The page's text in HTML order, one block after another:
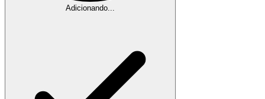
Adicionando...